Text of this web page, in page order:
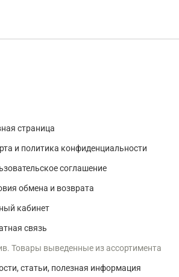
страница
и политика конфиденциальности
соглашение
обмена и возврата
кабинет
связь
Товары выведенные из ассортимента
статьи, полезная информация